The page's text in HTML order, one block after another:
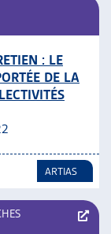
: LE
DE LA
ARTIAS